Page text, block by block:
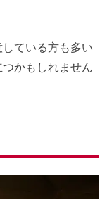
ている方も多い
かもしれません